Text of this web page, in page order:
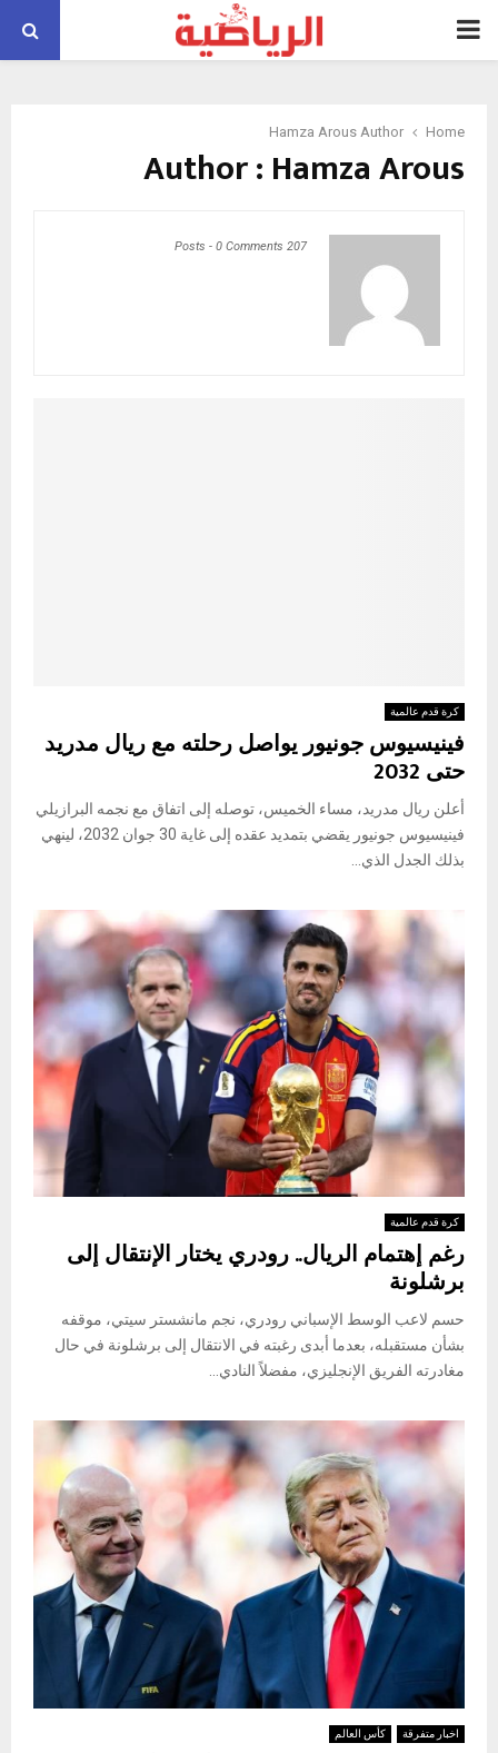
PRIMARY
Home
Author
Hamza Arous
Author : Hamza Arous
207 Posts
- 0 Comments
كرة قدم عالمية
فينيسيوس جونيور يواصل رحلته مع ريال مدريد
حتى 2032
أعلن ريال مدريد، مساء الخميس، توصله إلى اتفاق مع نجمه البرازيلي
فينيسيوس جونيور يقضي بتمديد عقده إلى غاية 30 جوان 2032، لينهي
بذلك الجدل الذي...
كرة قدم عالمية
رغم إهتمام الريال.. رودري يختار الإنتقال إلى
برشلونة
حسم لاعب الوسط الإسباني رودري، نجم مانشستر سيتي، موقفه
بشأن مستقبله، بعدما أبدى رغبته في الانتقال إلى برشلونة في حال
مغادرته الفريق الإنجليزي، مفضلاً النادي...
اخبار متفرقة كأس العالم